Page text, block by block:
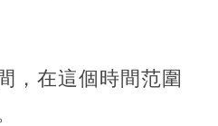
，在這個時間范圍